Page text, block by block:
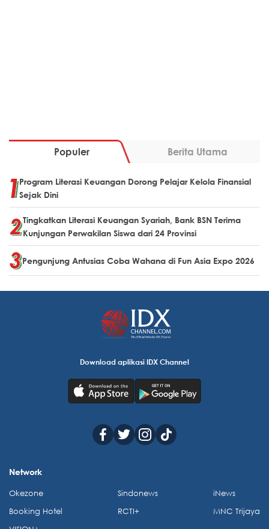
Populer Berita Utama
Program Literasi Keuangan Dorong Pelajar Kelola Finansial
Sejak Dini
Tingkatkan Literasi Keuangan Syariah, Bank BSN Terima
Kunjungan Perwakilan Siswa dari 24 Provinsi
Pengunjung Antusias Coba Wahana di Fun Asia Expo 2026
Download aplikasi IDX Channel
Network
Okezone
Booking Hotel
Sindonews
RCTI+
iNews
MNC Trijaya